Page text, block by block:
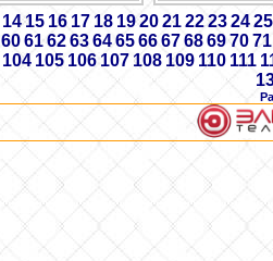
14 15 16 17 18 19 20 21 22 23 24 25
60 61 62 63 64 65 66 67 68 69 70 71
104 105 106 107 108 109 110 111